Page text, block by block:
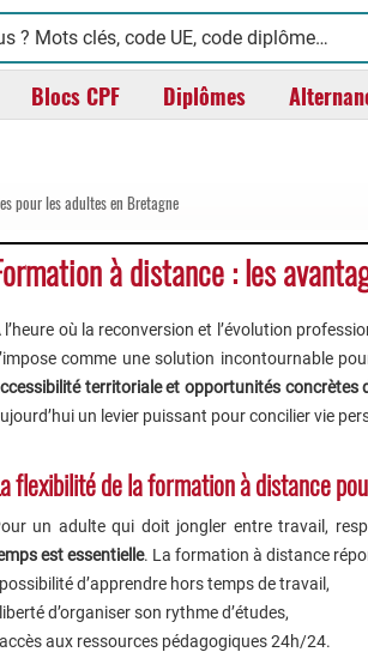
Blocs CPF Diplômes
pour les adultes en Bretagne
à distance : les
l’heure où la reconversion et l’évolution
comme une solution incontournable
territoriale et opportunités concrètes
un levier puissant pour concilier vie
flexibilité de la formation à distance
un adulte qui doit jongler entre travail,
est essentielle. La formation à distance
d’apprendre hors temps de travail,
d’organiser son rythme d’études,
aux ressources pédagogiques 24h/24.